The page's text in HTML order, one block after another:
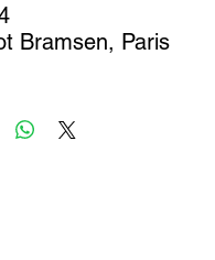
Bramsen, Paris